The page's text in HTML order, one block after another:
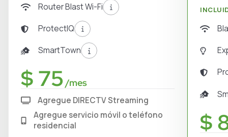
$ 75 /mes
Router Blast Wi-Fi
ProtectIQ
SmartTown
Agregue DIRECTV Streaming
Agregue servicio móvil o teléfono
residencial
$